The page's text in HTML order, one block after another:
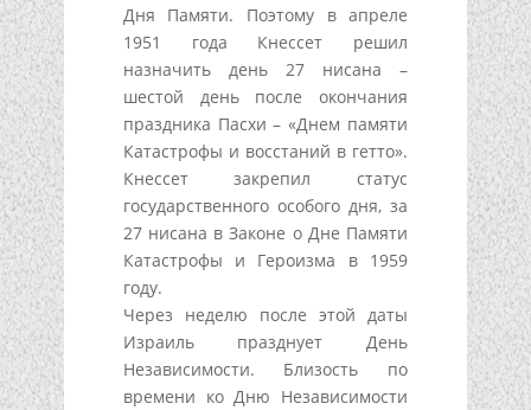
Дня Памяти. Поэтому в апреле
1951 года Кнессет решил
назначить день 27 нисана –
шестой день после окончания
праздника Пасхи – «Днем памяти
Катастрофы и восстаний в гетто».
Кнессет закрепил статус
государственного особого дня, за
27 нисана в Законе о Дне Памяти
Катастрофы и Героизма в 1959
году.
Через неделю после этой даты
Израиль празднует День
Независимости. Близость по
времени ко Дню Независимости